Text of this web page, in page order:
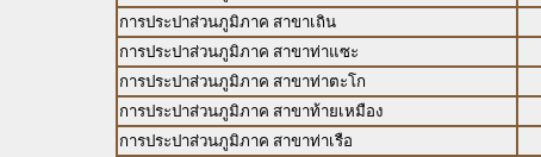
การประปาส่วนภูมิภาค สาขาเถิน
การประปาส่วนภูมิภาค สาขาท่าแซะ
การประปาส่วนภูมิภาค สาขาท่าตะโก
การประปาส่วนภูมิภาค สาขาท้ายเหมือง
การประปาส่วนภูมิภาค สาขาท่าเรือ